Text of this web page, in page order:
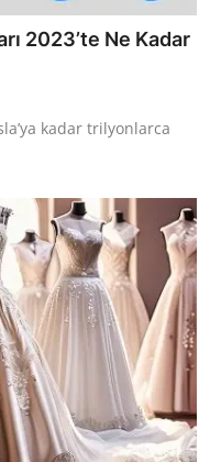
2023’te Ne Kadar
kadar trilyonlarca